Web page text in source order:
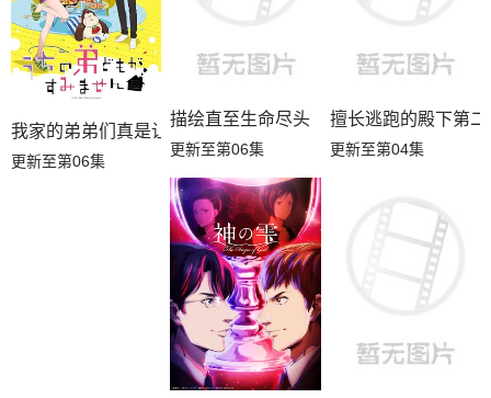
我家的弟弟们真是让您费心了
更新至第06集
描绘直至生命尽头
更新至第06集
擅长逃跑的殿下第二
更新至第04集